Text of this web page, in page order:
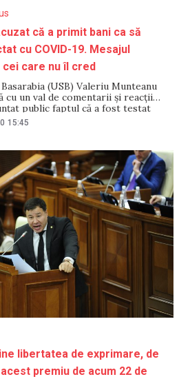
că a primit bani ca să
cu COVID-19. Mesajul
care nu îl cred
(USB) Valeriu Munteanu
cu un val de comentarii și reacții
public faptul că a fost testat
spune că a fost acuzat
15:45
libertatea de exprimare, de
premiu de acum 22 de